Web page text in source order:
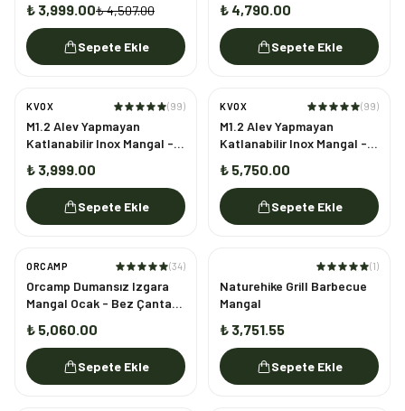
₺ 3,999.00₺ 4,507.00
Sepete Ekle
₺ 4,790.00
Sepete Ekle
KVOX (99)
M1.2 Alev Yapmayan
Katlanabilir Inox Mangal -
₺ 3,999.00
Sepete Ekle
KVOX (99)
M1.2 Alev Yapmayan
Katlanabilir Inox Mangal -
₺ 5,750.00
Sepete Ekle
ORCAMP (34)
Orcamp Dumansız Izgara
Mangal Ocak - Bez Çantalı
₺ 5,060.00
Sepete Ekle
(1)
Naturehike Grill Barbecue
Mangal
₺ 3,751.55
Sepete Ekle